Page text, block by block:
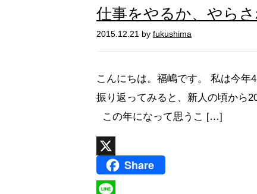
仕事をやるか、やら
2015.12.21 by fukushima
こんにちは。福嶋です。 私は今年
振り返ってみると、新人の頃から
この年になって思うこ […]
Share